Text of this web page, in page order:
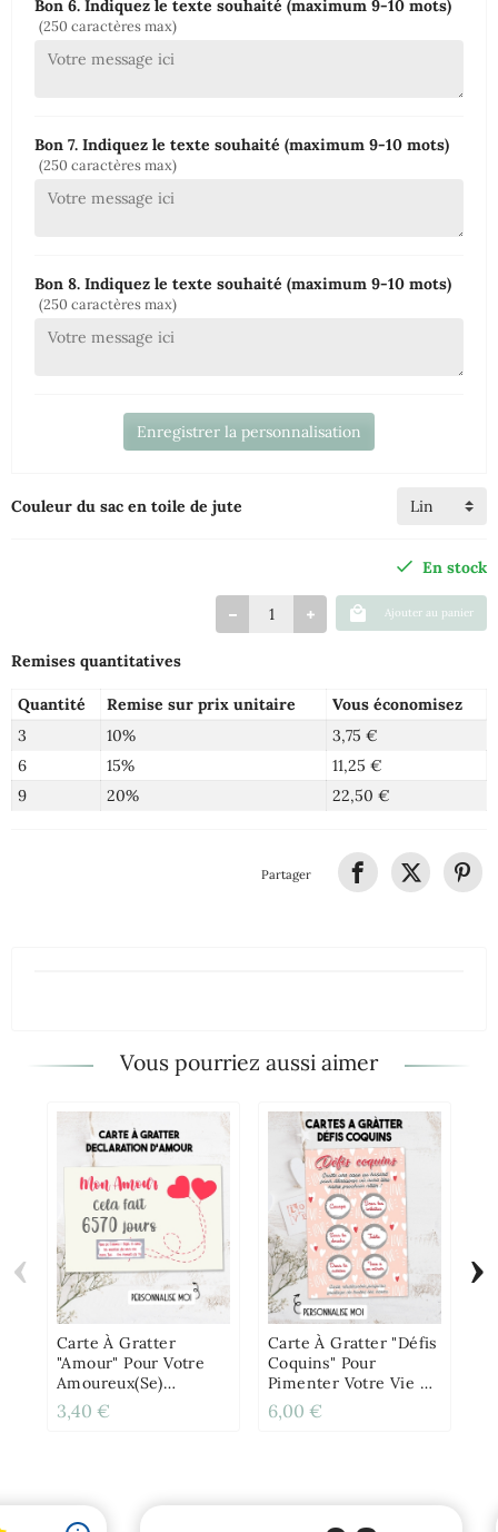
Bon 6. Indiquez le texte souhaité (maximum 9-10 mots)
(250 caractères max)
Bon 7. Indiquez le texte souhaité (maximum 9-10 mots)
(250 caractères max)
Bon 8. Indiquez le texte souhaité (maximum 9-10 mots)
(250 caractères max)
Enregistrer la personnalisation
Couleur du sac en toile de jute
En stock
Ajouter au panier
Remises quantitatives
Quantité Remise sur prix unitaire
Vous économisez
3
10%
3,75 €
6
15%
11,25 €
9
20% 22,50 €
Partager
Vous pourriez aussi aimer
Carte À Gratter
"Amour" Pour Votre
Amoureux(se)
Personnalisable
3,40 €
Carte À Gratter "Défis
Coquins" Pour
Pimenter Votre Vie De
Couple !
6,00 €
6
‹ ›